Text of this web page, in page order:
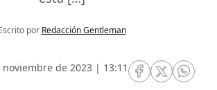
por Redacción Gentleman
de 2023 | 13:11
RRSS Facebook
RRSSRRSS